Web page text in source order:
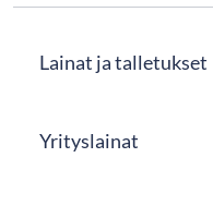
Lainat ja talletukset
Yrityslainat